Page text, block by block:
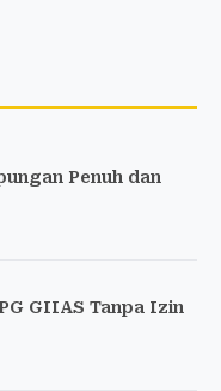
Penuh dan
GIIAS Tanpa Izin